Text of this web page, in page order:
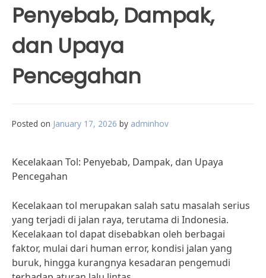
Penyebab, Dampak,
dan Upaya
Pencegahan
Posted on January 17, 2026 by adminhov
Kecelakaan Tol: Penyebab, Dampak, dan Upaya
Pencegahan
Kecelakaan tol merupakan salah satu masalah serius
yang terjadi di jalan raya, terutama di Indonesia.
Kecelakaan tol dapat disebabkan oleh berbagai
faktor, mulai dari human error, kondisi jalan yang
buruk, hingga kurangnya kesadaran pengemudi